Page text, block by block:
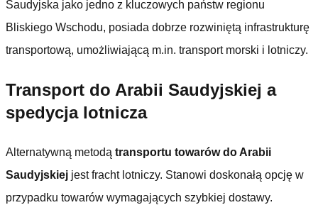
Saudyjska jako jedno z kluczowych państw regionu
Bliskiego Wschodu, posiada dobrze rozwiniętą infrastrukturę
transportową, umożliwiającą m.in. transport morski i lotniczy.
Transport do Arabii Saudyjskiej a
spedycja lotnicza
Alternatywną metodą transportu towarów do Arabii
Saudyjskiej jest fracht lotniczy. Stanowi doskonałą opcję w
przypadku towarów wymagających szybkiej dostawy.